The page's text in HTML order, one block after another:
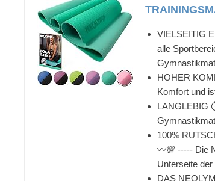
VIELSEITIG
alle
HOHER
Komfort und
LANGLEBIG
100%
〰💯 ----- Die
Unterseite
DAS